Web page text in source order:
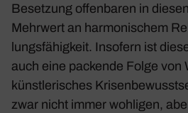
Beset­zung offen­baren in
Mehr­wert an harmo­ni­schem
lungs­fä­hig­keit. Inso­fern ist
auch eine packende Folge von
künst­le­ri­sches
zwar nicht immer wohligen,